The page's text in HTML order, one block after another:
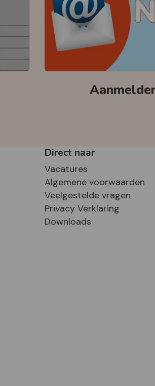
Direct naar
Vacatures
Algemene voorwaarden
Veelgestelde vragen
Privacy Verklaring
Downloads